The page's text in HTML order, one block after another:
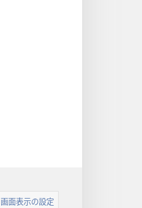
画面表示の設定